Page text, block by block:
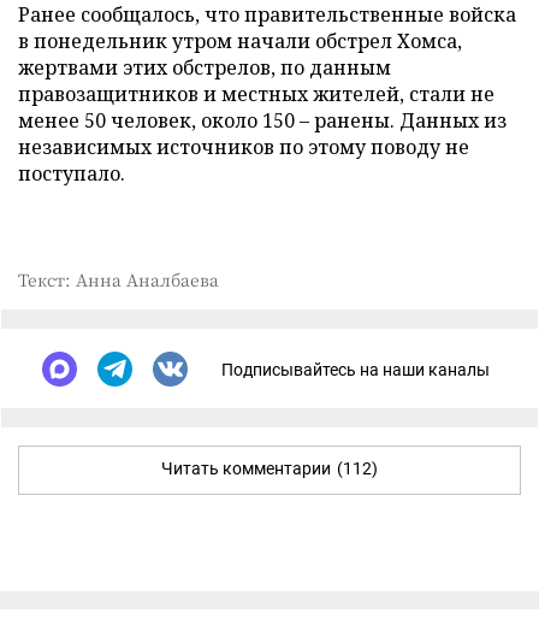
Ранее сообщалось, что правительственные войска
в понедельник утром начали обстрел Хомса,
жертвами этих обстрелов, по данным
правозащитников и местных жителей, стали не
менее 50 человек, около 150 – ранены. Данных из
независимых источников по этому поводу не
поступало.
Текст: Анна Аналбаева
Подписывайтесь на наши каналы
Читать комментарии (112)